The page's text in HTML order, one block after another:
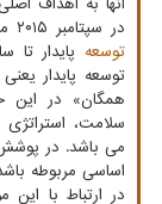
در سپتامبر ۲۰۱۵ میلادی در زمینه دستیابی به ۱۷ آرمان و ۱۶۹ هدف
توسعه
توسعه پایدار
همگان» در این
سلامت،
می باشد. در
اساسی مربوطه
در ارتباط با این